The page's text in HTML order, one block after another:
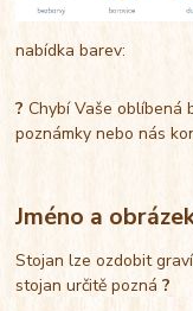
nabídka barev:
?Chybí Vaše oblíbená
poznámky nebo nás
Jméno a
Stojan lze ozdobit
stojan určitě pozná?